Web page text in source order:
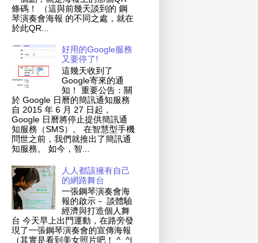
條碼！ （這與前幾天談到的 鋼
琴演奏會海報 的不同之處，就在
於此QR...
好用的Google服務
又要停了!
這幾天收到了
Google寄來的通
知！ 重要公告：關
於 Google 日曆的簡訊通知服務
自 2015 年 6 月 27 日起，
Google 日曆將停止提供簡訊通
知服務（SMS）。 在智慧型手機
問世之前，我們就推出了簡訊通
知服務。 如今，智...
人人都該擁有自己
的網路舞台
一張鋼琴演奏會海
報的啟示－ 談體驗
經濟與打造個人舞
台 今天早上出門運動，在路旁發
現了一張鋼琴演奏會的宣傳海報
（其實是看到美女照片吧！ ^_^|